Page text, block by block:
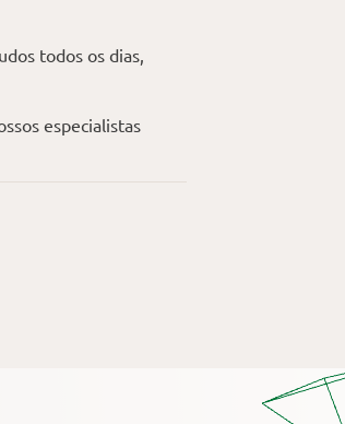
todos os dias,
especialistas